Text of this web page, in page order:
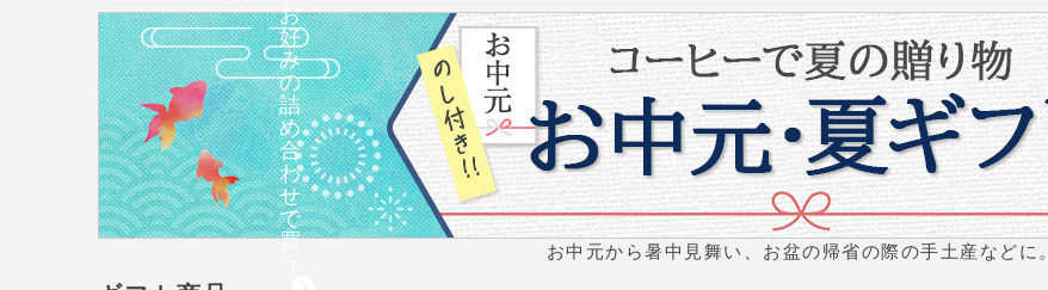
お中元から暑中見舞い、お盆の帰省の際の手土産などに。
お
好
み
の
詰
め
合
わ
せ
で
買